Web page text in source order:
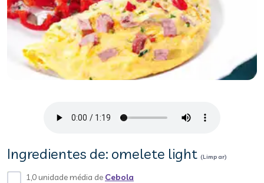
Ingredientes de: omelete light (Limpar)
1,0 unidade média de Cebola